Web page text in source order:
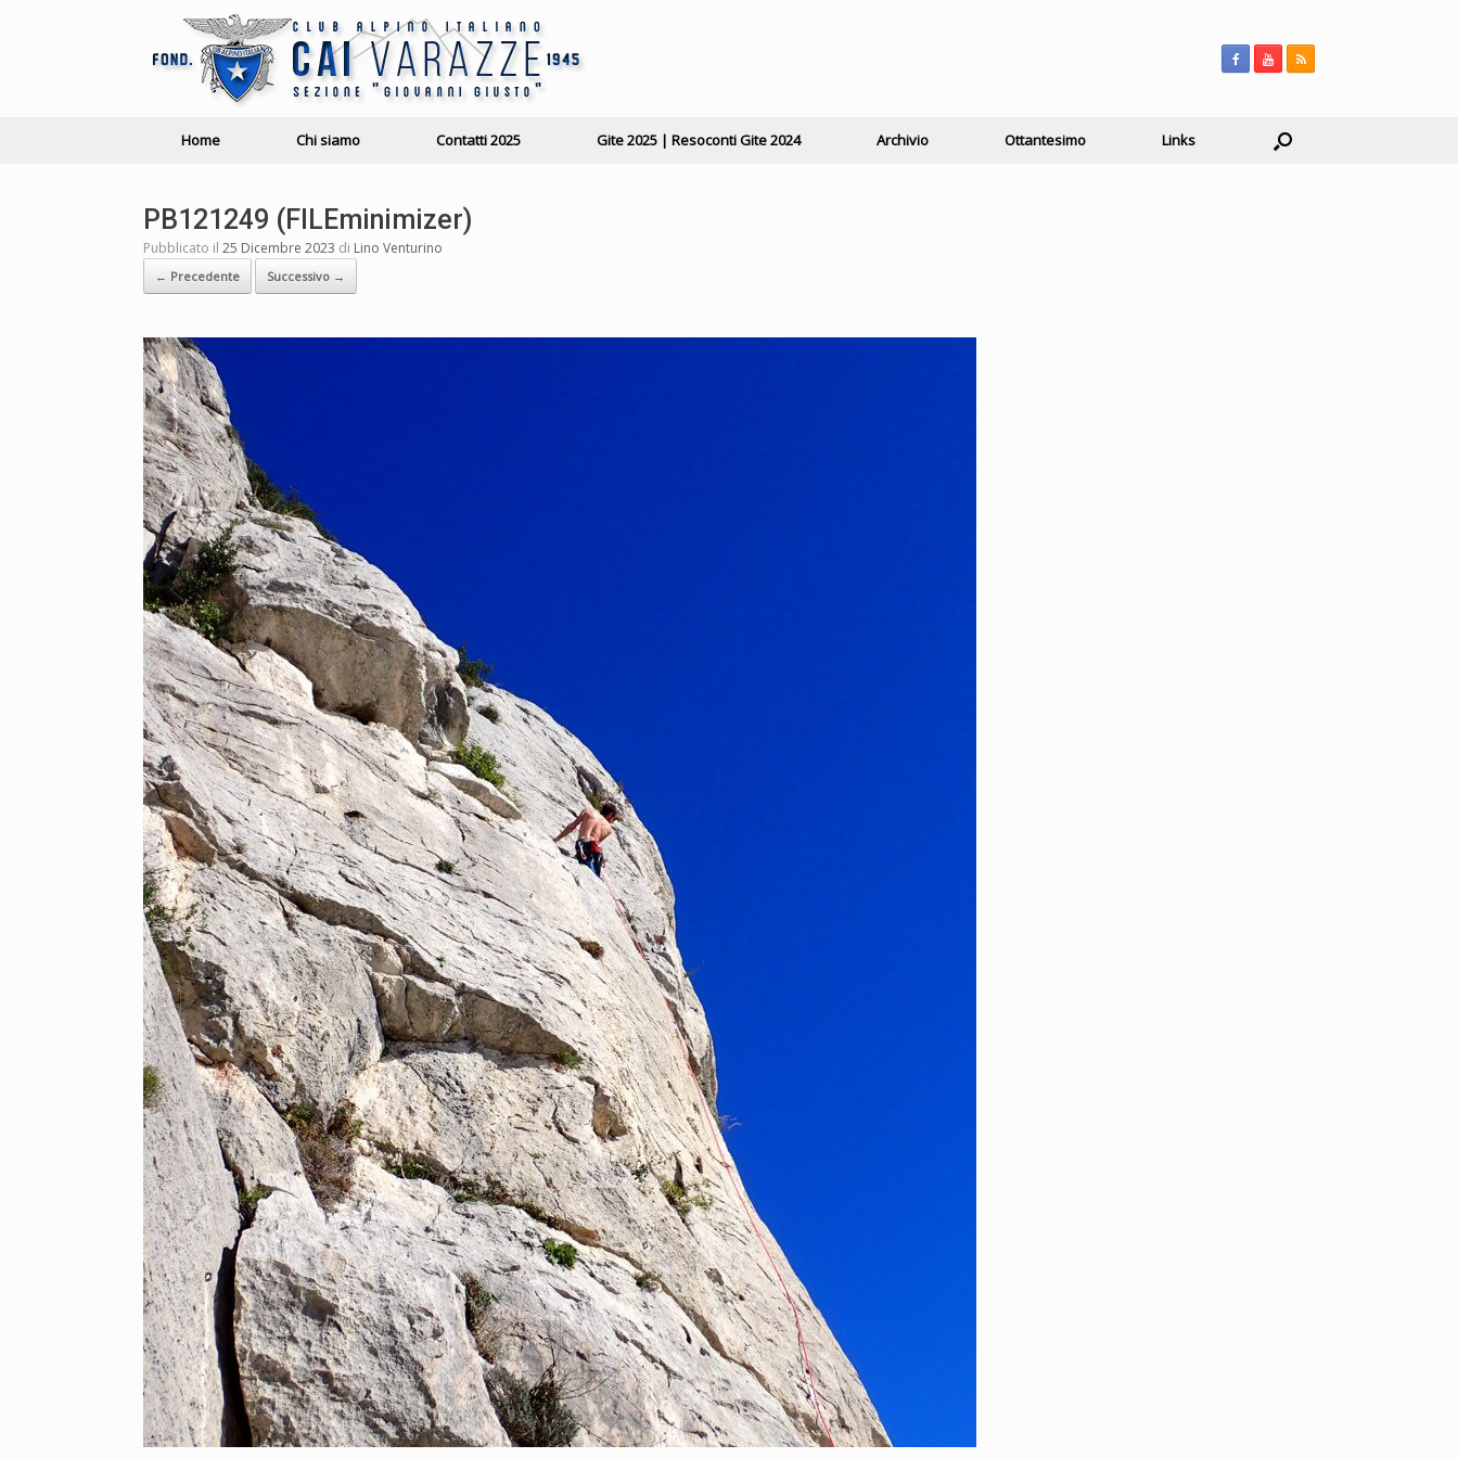
Home Chi siamo Contatti 2025 Gite 2025 | Resoconti Gite 2024 Archivio Ottantesimo Links
PB121249 (FILEminimizer)
Pubblicato il 25 Dicembre 2023 di Lino Venturino
← Precedente Successivo →